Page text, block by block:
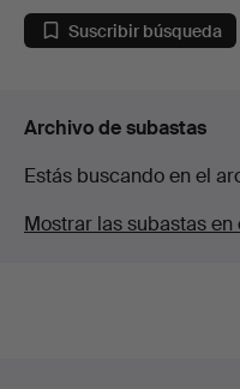
Suscribir búsqueda
Archivo de subastas
Estás buscando en el
Mostrar las subastas en